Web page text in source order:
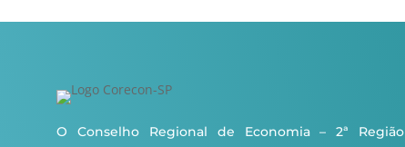
O Conselho Regional de Economia – 2ª Região